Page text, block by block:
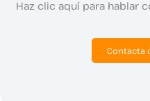
Haz clic aquí para hablar
Contacta